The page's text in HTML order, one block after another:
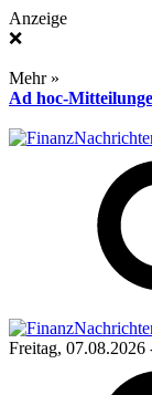
Anzeige
❌
Mehr »
Ad hoc-
Freitag, 07.08.2026